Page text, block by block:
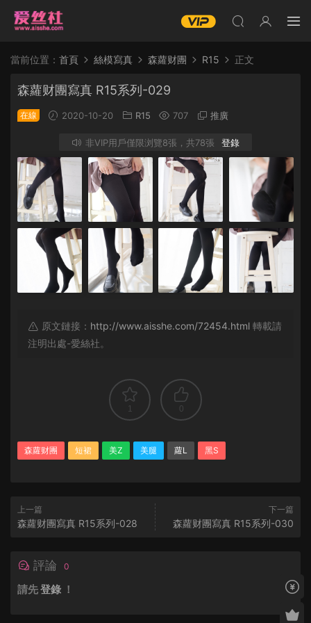
當前位置： 首頁 絲模寫真 森蘿财團 R15 正文
森蘿财團寫真 R15系列-029
在線 2020-10-20 R15 707 推廣
非VIP用戶僅限浏覽8張，共78張 登錄
原文鏈接： http://www.aisshe.com/72454.html 轉載請
注明出處-愛絲社。
1 0
森蘿财團 短裙 美Z 美腿 蘿L 黑S
上一篇
森蘿财團寫真 R15系列-028
下一篇
森蘿财團寫真 R15系列-030
評論 0
請先登錄 ！